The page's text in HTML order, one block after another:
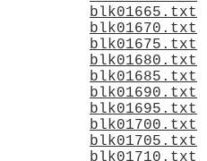
blk01665.txt
blk01670.txt
blk01675.txt
blk01680.txt
blk01685.txt
blk01690.txt
blk01695.txt
blk01700.txt
blk01705.txt
blk01710.txt